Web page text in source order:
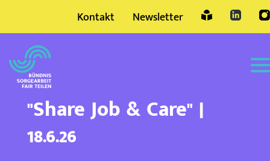
Kontakt
Newsletter
Sprache
"Share Job & Care" |
18.6.26